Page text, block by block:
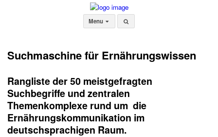
Menu
Suchmaschine für Ernährungswissen
Rangliste der50 meistgefragten
Suchbegriffe und zentralen
Themenkomplexe rund um die
Ernährungskommunikation im
deutschsprachigen Raum.